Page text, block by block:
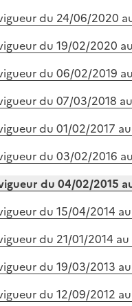
du 24/06/2020
du 19/02/2020
du 06/02/2019
du 07/03/2018
du 01/02/2017
du 03/02/2016
du 04/02/2015
du 15/04/2014
du 21/01/2014
du 19/03/2013
du 12/09/2012